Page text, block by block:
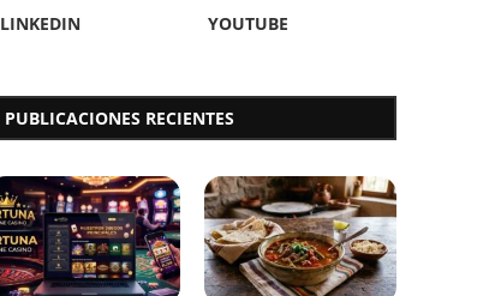
LINKEDIN
YOUTUBE
PUBLICACIONES RECIENTES